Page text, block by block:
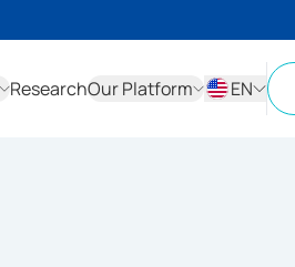
ResearchOur Platform
EN